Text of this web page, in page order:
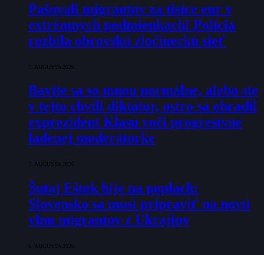
Pašovali migrantov za tisíce eur v
extrémnych podmienkach! Polícia
rozbila obrovskú zločineckú sieť
7. AUGUSTA 2026
Bavíte sa so mnou normálne, alebo ste
v tejto chvíli diktátor, ostro sa ohradil
exprezident Klasu voči progresívne
ladenej moderátorke
7. AUGUSTA 2026
Šutaj Eštok bije na poplach:
Slovensko sa musí pripraviť na novú
vlnu migrantov z Ukrajiny
6. AUGUSTA 2026